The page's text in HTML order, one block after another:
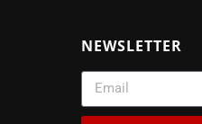
NEWSLETTER